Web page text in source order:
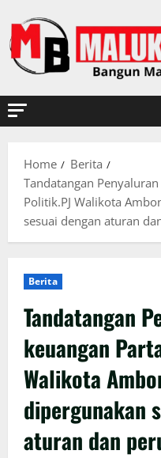
to
content
Home
Berita
Tandatangan
Politik.PJ Walikota
sesuai dengan aturan
Berita
Tandatangan
keuangan
Walikota
dipergunakan
aturan dan